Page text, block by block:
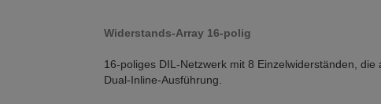
Widerstands-Array 16-polig
16-poliges DIL-Netzwerk mit 8 Einzelwiderständen,
Dual-Inline-Ausführung.